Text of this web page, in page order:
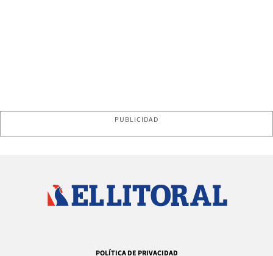
PUBLICIDAD
POLÍTICA DE PRIVACIDAD